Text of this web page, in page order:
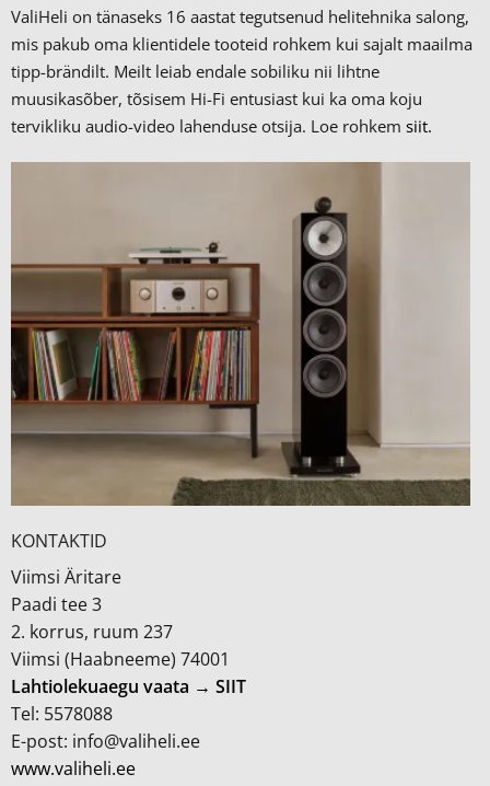
ValiHeli on tänaseks 16 aastat tegutsenud helitehnika salong,
mis pakub oma klientidele tooteid rohkem kui sajalt maailma
tipp-brändilt. Meilt leiab endale sobiliku nii lihtne
muusikasõber, tõsisem Hi-Fi entusiast kui ka oma koju
tervikliku audio-video lahenduse otsija. Loe rohkem siit.
KONTAKTID
Viimsi Äritare
Paadi tee 3
2. korrus, ruum 237
Viimsi (Haabneeme) 74001
Lahtiolekuaegu vaata → SIIT
Tel: 5578088
E-post: info@valiheli.ee
www.valiheli.ee